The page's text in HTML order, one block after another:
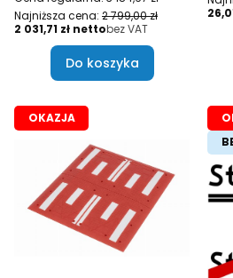
Najniższa cena: 2 799,00 zł
Cena
2 031,71 zł bez VAT
Do koszyka
OKAZJA